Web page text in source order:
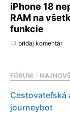
iPhone 18
RAM na
funkcie
pridaj komentár
FÓRUM –
Cestovateľská
journeybot